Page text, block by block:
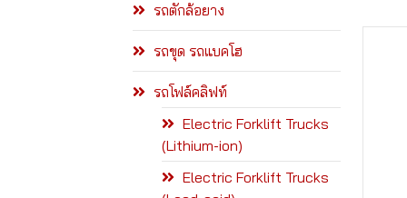
รถตักล้อยาง
รถขุด รถแบคโฮ
รถโฟล์คลิฟท์
Electric Forklift Trucks
(Lithium-ion)
Electric Forklift Trucks